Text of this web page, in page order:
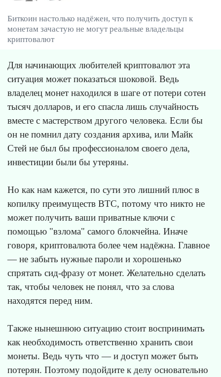
Биткоин настолько надёжен, что получить доступ к
монетам зачастую не могут реальные владельцы
криптовалют
Для начинающих любителей криптовалют эта
ситуация может показаться шоковой. Ведь
владелец монет находился в шаге от потери сотен
тысяч долларов, и его спасла лишь случайность
вместе с мастерством другого человека. Если бы
он не помнил дату создания архива, или Майк
Стей не был бы профессионалом своего дела,
инвестиции были бы утеряны.
Но как нам кажется, по сути это лишний плюс в
копилку преимуществ BTC, потому что никто не
может получить ваши приватные ключи с
помощью "взлома" самого блокчейна. Иначе
говоря, криптовалюта более чем надёжна. Главное
— не забыть нужные пароли и хорошенько
спрятать сид-фразу от монет. Желательно сделать
так, чтобы человек не понял, что за слова
находятся перед ним.
Также нынешнюю ситуацию стоит воспринимать
как необходимость ответственно хранить свои
монеты. Ведь чуть что — и доступ может быть
потерян. Поэтому подойдите к делу основательно